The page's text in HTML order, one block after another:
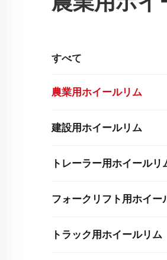
すべて
農業用ホイールリム
建設用ホイールリム
トレーラー用ホイールリ
フォークリフト用ホイー
トラック用ホイールリム